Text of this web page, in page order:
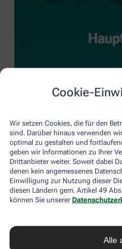
Cookie-
Wir setzen Cookies, die für den
sind. Darüber hinaus verwenden
optimal zu gestalten und
geben wir Informationen zu Ihrer
Drittanbieter weiter. Soweit dabei
denen kein angemessenes
Einwilligung zur Nutzung dieser
diesen Ländern gem. Artikel 49
können Sie unserer
Alle